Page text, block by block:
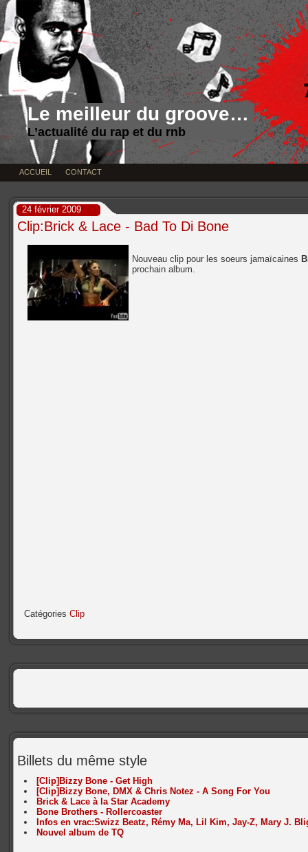
Le meilleur du groove…
L’actualité du rap et du rnb
ACCUEIL CONTACT
24 février 2009
Clip:Brick & Lace - Bad To Di Bone
Nouveau clip pour les soeurs jamaïcaines
prochain album.
Catégories Clip
Billets du même style
[Clip]Bizzy Bone - Get High
[Clip]Bizzy Bone, DMX & Chris Notez - A Song For You
Brick & Lace à la Star Academy
Bone Brothers - Rollercoaster
Infos en vrac:Swizz Beatz, Rémy Ma, Lil Kim, Jay-Z, Mary J.
Nouvel album de TQ